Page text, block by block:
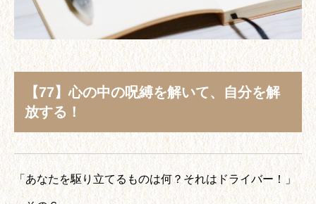
【77】心の中の呪縛を解いて、自分を解
放する！
「あなたを駆り立てるものは何？それはドライバー！」